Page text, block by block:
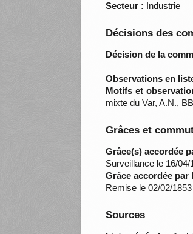
Secteur : Industrie
Décisions des
Décision de la
Observations en
Motifs et
mixte du Var, A.N.,
Grâces et
Grâce(s) accordée
Surveillance le 16/04/
Grâce accordée par
Remise le 02/02/1853
Sources